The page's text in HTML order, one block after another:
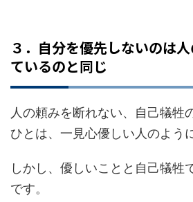
３．自分を優先しないのは
ているのと同じ
人の頼みを断れない、自己犠牲
ひとは、一見心優しい人のよう
しかし、優しいことと自己犠牲
です。